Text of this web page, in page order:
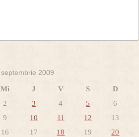
septembrie 2009
Mi J V S
D
2 3 4 5
6
9 10 11 12
13
16 17 18 19
20